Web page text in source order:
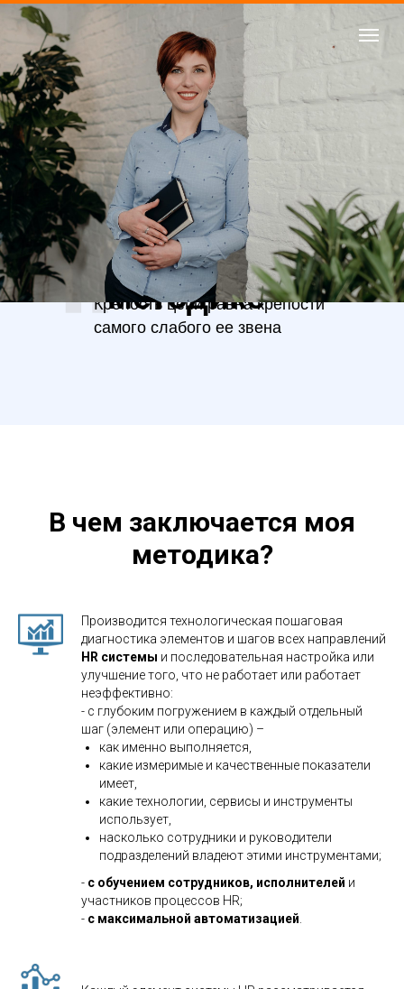
Крепость цепи равна крепости
самого слабого ее звена
О моей
методике
В чем заключается моя
методика?
Производится технологическая пошаговая
диагностика элементов и шагов всех направлений
HR системы и последовательная настройка или
улучшение того, что не работает или работает
неэффективно:
- с глубоким погружением в каждый отдельный
шаг (элемент или операцию) –
как именно выполняется,
какие измеримые и качественные показатели
имеет,
какие технологии, сервисы и инструменты
использует,
насколько сотрудники и руководители
подразделений владеют этими инструментами;
- с обучением сотрудников, исполнителей и
участников процессов HR;
- с максимальной автоматизацией